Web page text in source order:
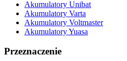
Akumulatory Unibat
Akumulatory Varta
Akumulatory Voltmaster
Akumulatory Yuasa
Przeznaczenie